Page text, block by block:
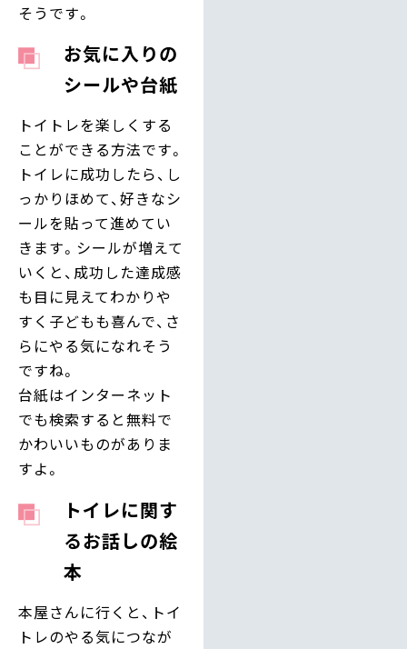
そうです。
お気に入りの
シールや台紙
トイトレを楽しくする
ことができる方法です。
トイレに成功したら、し
っかりほめて、好きなシ
ールを貼って進めてい
きます。シールが増えて
いくと、成功した達成感
も目に見えてわかりや
すく子どもも喜んで、さ
らにやる気になれそう
ですね。
台紙はインターネット
でも検索すると無料で
かわいいものがありま
すよ。
トイレに関す
るお話しの絵
本
本屋さんに行くと、トイ
トレのやる気につなが